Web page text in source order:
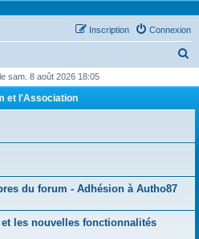
Connexion
Inscription
h
sam. 8 août 2026 18:05
et l'Association
du forum - Adhésion à Autho87
les nouvelles fonctionnalités